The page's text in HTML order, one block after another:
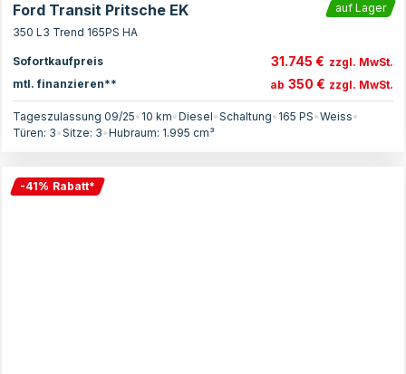
Ford Transit Pritsche EK
auf Lager
350 L3 Trend 165PS HA
Sofortkaufpreis 31.745 € zzgl. MwSt.
mtl. finanzieren**
ab 350 € zzgl. MwSt.
Tageszulassung 09/25• 10 km•Diesel•Schaltung• 165 PS•Weiss•
Türen: 3•Sitze: 3•Hubraum: 1.995 cm³
-41% Rabatt*